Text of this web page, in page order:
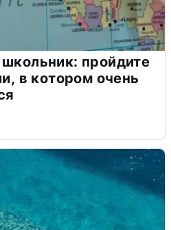
пройдите
в котором очень